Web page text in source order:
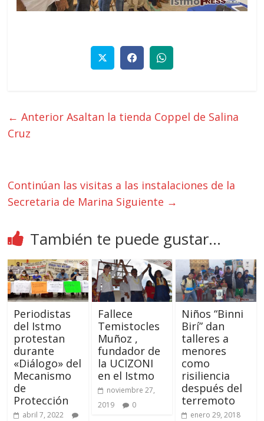
← Anterior Asaltan la tienda Coppel de Salina
Cruz
Continúan las visitas a las instalaciones de la
Secretaria de Marina Siguiente →
También te puede gustar...
Periodistas
del Istmo
protestan
durante
«Diálogo» del
Mecanismo
de
Protección
abril 7, 2022
Fallece
Temistocles
Muñoz ,
fundador de
la UCIZONI
en el Istmo
noviembre 27,
2019
0
Niños “Binni
Birí” dan
talleres a
menores
como
risiliencia
después del
terremoto
enero 29, 2018